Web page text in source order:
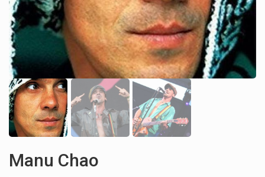
Manu Chao